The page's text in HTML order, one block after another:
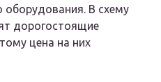
В схему
дорогостоящие
цена на них